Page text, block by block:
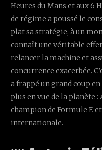
Heures du Mans et aux 6
de régime a poussé le
plat sa stratégie, à un
connaît une véritable
relancer la machine et
concurrence exacerbée.
a frappé un grand coup
plus en vue de la planète :
champion de Formule E
internationale.